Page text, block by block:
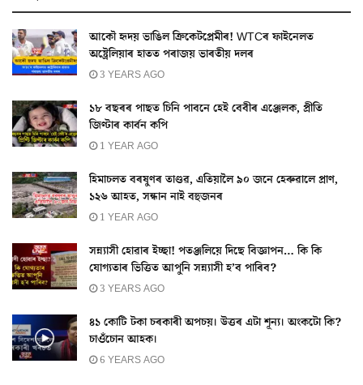
আকৌ হৃদয় ভাঙিল ক্ৰিকেটপ্ৰেমীৰ! WTCৰ ফাইনেলত
অষ্ট্ৰেলিয়াৰ হাতত পৰাজয় ভাৰতীয় দলৰ
3 YEARS AGO
১৮ বছৰৰ পাছত চিনি পাবনে হেই বেবীৰ এঞ্জেলক, প্ৰীতি
জিণ্টাৰ কাৰ্বন কপি
1 YEAR AGO
হিমাচলত বৰষুণৰ তাণ্ডৱ, এতিয়ালৈ ৯০ জনে হেৰুৱালে প্ৰাণ,
১২৬ আহত, সন্ধান নাই বহুজনৰ
1 YEAR AGO
সন্ন্যাসী হোৱাৰ ইচ্ছা! পতঞ্জলিয়ে দিছে বিজ্ঞাপন… কি কি
যোগ্যতাৰ ভিত্তিত আপুনি সন্ন্যাসী হ’ব পাৰিব?
3 YEARS AGO
৪১ কোটি টকা চৰকাৰী অপচয়। উত্তৰ এটা শূন্য। অংকটো কি?
চাওঁচোন আহক।
6 YEARS AGO